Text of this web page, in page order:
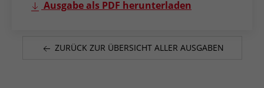
Ausgabe als PDF herunterladen
ZURÜCK ZUR ÜBERSICHT ALLER AUSGABEN